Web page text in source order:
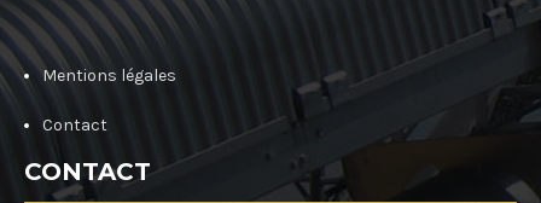
Mentions légales
Contact
CONTACT